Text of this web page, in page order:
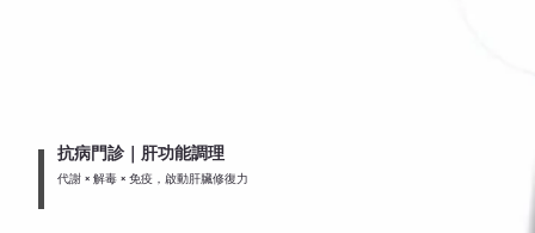
抗病門診｜肝功能調理
代謝 × 解毒 × 免疫，啟動肝臟修復力